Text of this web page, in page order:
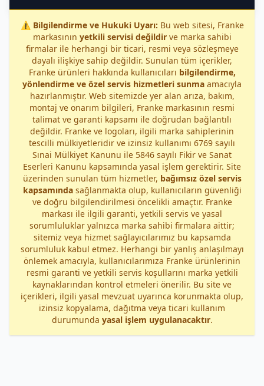
⚠️ Bilgilendirme ve Hukuki Uyarı: Bu web sitesi, Franke
markasının yetkili servisi değildirve marka sahibi
firmalar ile herhangi bir ticari, resmi veya sözleşmeye
dayalı ilişkiye sahip değildir. Sunulan tüm içerikler,
Franke ürünleri hakkında kullanıcıları bilgilendirme,
yönlendirme ve özel servis hizmetleri sunma amacıyla
hazırlanmıştır. Web sitemizde yer alan arıza, bakım,
montaj ve onarım bilgileri, Franke markasının resmi
talimat ve garanti kapsamı ile doğrudan bağlantılı
değildir. Franke ve logoları, ilgili marka sahiplerinin
tescilli mülkiyetleridir ve izinsiz kullanımı 6769 sayılı
Sınai Mülkiyet Kanunu ile 5846 sayılı Fikir ve Sanat
Eserleri Kanunu kapsamında yasal işlem gerektirir. Site
üzerinden sunulan tüm hizmetler, bağımsız özel servis
kapsamındasağlanmakta olup, kullanıcıların güvenliği
ve doğru bilgilendirilmesi öncelikli amaçtır. Franke
markası ile ilgili garanti, yetkili servis ve yasal
sorumluluklar yalnızca marka sahibi firmalara aittir;
sitemiz veya hizmet sağlayıcılarımız bu kapsamda
sorumluluk kabul etmez. Herhangi bir yanlış anlaşılmayı
önlemek amacıyla, kullanıcılarımıza Franke ürünlerinin
resmi garanti ve yetkili servis koşullarını marka yetkili
kaynaklarından kontrol etmeleri önerilir. Bu site ve
içerikleri, ilgili yasal mevzuat uyarınca korunmakta olup,
izinsiz kopyalama, dağıtma veya ticari kullanım
durumunda yasal işlem uygulanacaktır.